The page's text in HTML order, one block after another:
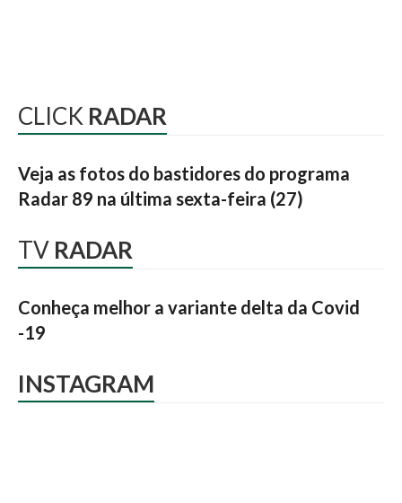
CLICK RADAR
Veja as fotos do bastidores do programa
Radar 89 na última sexta-feira (27)
TV RADAR
Conheça melhor a variante delta da Covid
-19
INSTAGRAM